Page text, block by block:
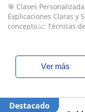
🎯 Clases
Explicaciones Claras y
concepto.📈 Técnicas
ver más
Destacado